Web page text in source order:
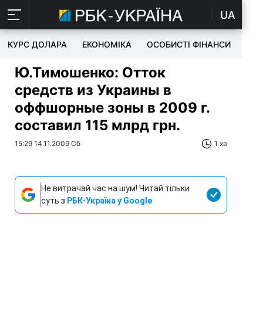
UA
КУРС ДОЛАРА ЕКОНОМІКА ОСОБИСТІ ФІНАНСИ
Ю.Тимошенко: Отток
средств из Украины в
оффшорные зоны в 2009 г.
составил 115 млрд грн.
15:29 14.11.2009 Сб 1 хв
Не витрачай час на шум! Читай тільки
суть з РБК-Україна у Google